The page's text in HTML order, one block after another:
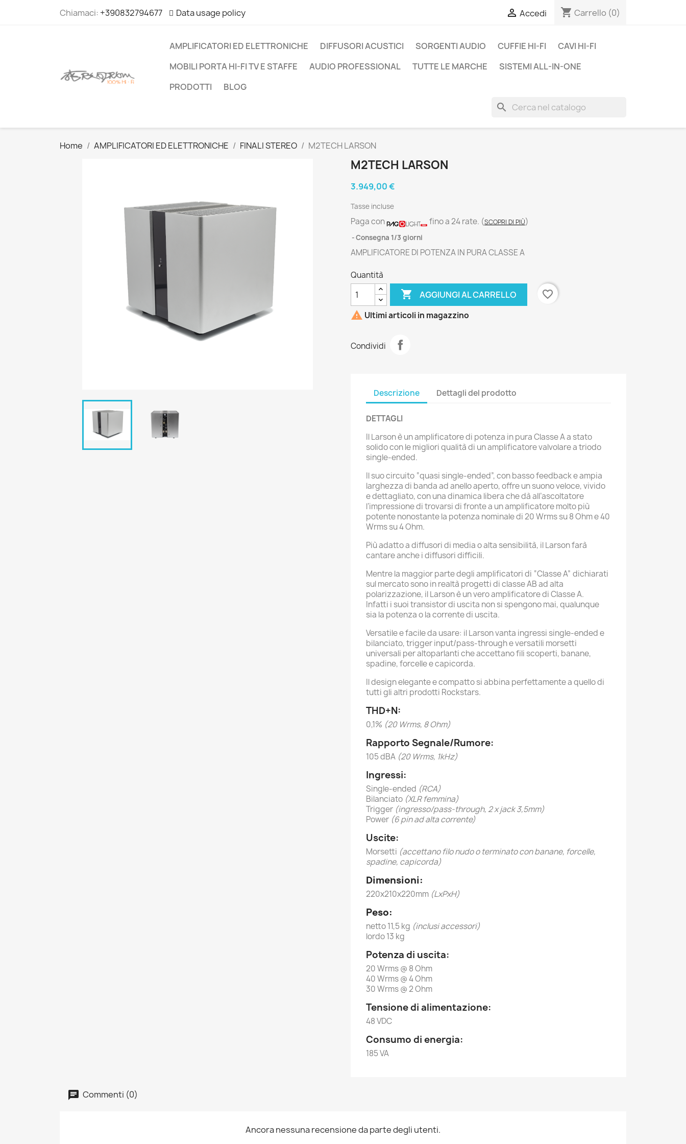
Chiamaci: +390832794677 Data usage policy  Accedi shopping_cart Carrello (0)
AMPLIFICATORI ED ELETTRONICHE DIFFUSORI ACUSTICI SORGENTI AUDIO CUFFIE HI-FI
CAVI HI-FI
MOBILI PORTA HI-FI TV E STAFFE
AUDIO PROFESSIONAL TUTTE LE MARCHE
SISTEMI ALL-IN-ONE
PRODOTTI
BLOG
search
Home AMPLIFICATORI ED ELETTRONICHE FINALI STEREO M2TECH LARSON
M2TECH LARSON
3.949,00 €
Tasse incluse
Paga con fino a 24 rate. (SCOPRI DI PIÙ)
Consegna 1/3 giorni
AMPLIFICATORE DI POTENZA IN PURA CLASSE A
Quantità
 AGGIUNGI AL CARRELLO
favorite_border
 Ultimi articoli in magazzino
Condividi
Descrizione Dettagli del prodotto
DETTAGLI
Il Larson è un amplificatore di potenza in pura Classe A a stato
solido con le migliori qualità di un amplificatore valvolare a triodo
single-ended.
Il suo circuito “quasi single-ended”, con basso feedback e ampia
larghezza di banda ad anello aperto, offre un suono veloce, vivido
e dettagliato, con una dinamica libera che dà all’ascoltatore
l’impressione di trovarsi di fronte a un amplificatore molto più
potente nonostante la potenza nominale di 20 Wrms su 8 Ohm e 40
Wrms su 4 Ohm.
Più adatto a diffusori di media o alta sensibilità, il Larson farà
cantare anche i diffusori difficili.
Mentre la maggior parte degli amplificatori di “Classe A” dichiarati
sul mercato sono in realtà progetti di classe AB ad alta
polarizzazione, il Larson è un vero amplificatore di Classe A.
Infatti i suoi transistor di uscita non si spengono mai, qualunque
sia la potenza o la corrente di uscita.
Versatile e facile da usare: il Larson vanta ingressi single-ended e
bilanciato, trigger input/pass-through e versatili morsetti
universali per altoparlanti che accettano fili scoperti, banane,
spadine, forcelle e capicorda.
Il design elegante e compatto si abbina perfettamente a quello di
tutti gli altri prodotti Rockstars.
THD+N:
0,1% (20 Wrms, 8 Ohm)
Rapporto Segnale/Rumore:
105 dBA (20 Wrms, 1kHz)
Ingressi:
Single-ended (RCA)
Bilanciato (XLR femmina)
Trigger (ingresso/pass-through, 2 x jack 3,5mm)
Power (6 pin ad alta corrente)
Uscite:
Morsetti (accettano filo nudo o terminato con banane, forcelle,
spadine, capicorda)
Dimensioni:
220x210x220mm (LxPxH)
Peso:
netto 11,5 kg (inclusi accessori)
lordo 13 kg
Potenza di uscita:
20 Wrms @ 8 Ohm
40 Wrms @ 4 Ohm
30 Wrms @ 2 Ohm
Tensione di alimentazione:
48 VDC
Consumo di energia:
185 VA
Commenti (0)
Ancora nessuna recensione da parte degli utenti.